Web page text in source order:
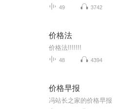
49 3742
价格法
价格法!!!!!!!
48 4394
价格早报
冯站长之家的价格早报